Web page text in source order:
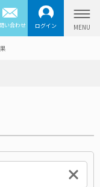
い合わせ ログイン